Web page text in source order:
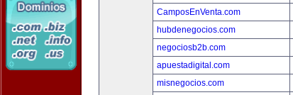
CamposEnVenta.com
hubdenegocios.com
negociosb2b.com
apuestadigital.com
misnegocios.com